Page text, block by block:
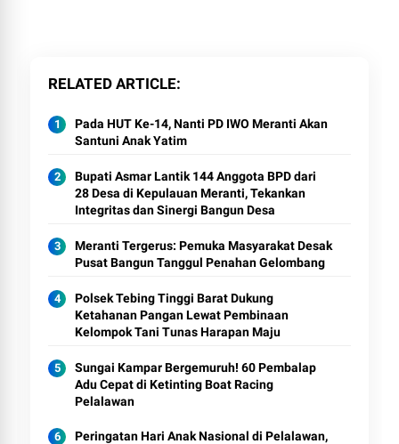
RELATED ARTICLE
Pada HUT Ke-14, Nanti PD IWO Meranti Akan
Santuni Anak Yatim
Bupati Asmar Lantik 144 Anggota BPD dari
28 Desa di Kepulauan Meranti, Tekankan
Integritas dan Sinergi Bangun Desa
Meranti Tergerus: Pemuka Masyarakat Desak
Pusat Bangun Tanggul Penahan Gelombang
Polsek Tebing Tinggi Barat Dukung
Ketahanan Pangan Lewat Pembinaan
Kelompok Tani Tunas Harapan Maju
Sungai Kampar Bergemuruh! 60 Pembalap
Adu Cepat di Ketinting Boat Racing
Pelalawan
Peringatan Hari Anak Nasional di Pelalawan,